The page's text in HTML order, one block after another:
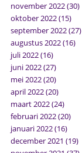
november 2022(30)
oktober 2022(15)
september 2022(27)
augustus 2022(16)
juli 2022(16)
juni 2022(27)
mei 2022(20)
april 2022(20)
maart 2022(24)
februari 2022(20)
januari 2022(16)
december 2021 (19)